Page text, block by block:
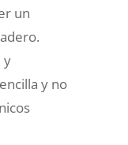
un
y
y no